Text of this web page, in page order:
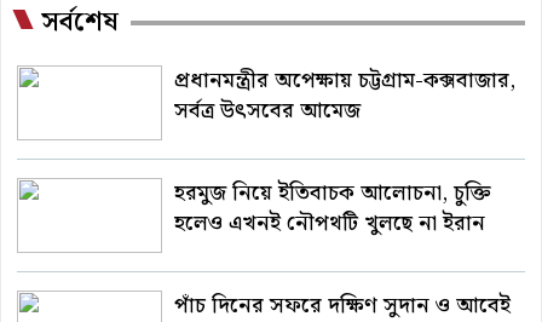
সর্বশেষ
প্রধানমন্ত্রীর অপেক্ষায় চট্টগ্রাম-কক্সবাজার,
সর্বত্র উৎসবের আমেজ
হরমুজ নিয়ে ইতিবাচক আলোচনা, চুক্তি
হলেও এখনই নৌপথটি খুলছে না ইরান
পাঁচ দিনের সফরে দক্ষিণ সুদান ও আবেই